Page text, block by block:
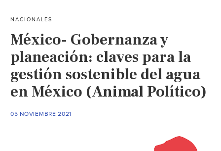
por
creación
de
Organismo
Intermunicipal
NACIONALES
México- Gobernanza y
planeación: claves para la
gestión sostenible del agua
en México (Animal Político)
05 NOVIEMBRE 2021